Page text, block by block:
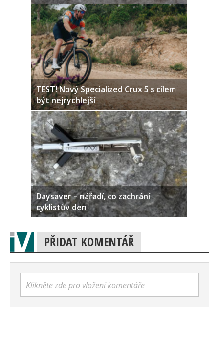
TEST! Nový Specialized Crux 5 s cílem
být nejrychlejší
Daysaver – nářadí, co zachrání
cyklistův den
PŘIDAT KOMENTÁŘ
Klikněte zde pro vložení komentáře